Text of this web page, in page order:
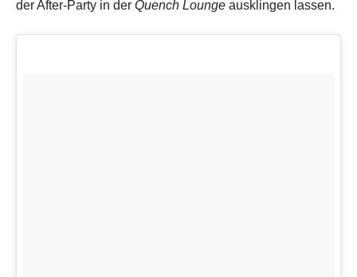
der After-Party in der Quench Lounge ausklingen lassen.